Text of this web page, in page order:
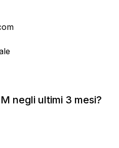
negli ultimi 3 mesi?